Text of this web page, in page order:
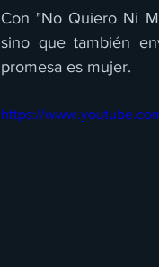
Con "No Quiero Ni
sino que también
promesa es mujer.
https://